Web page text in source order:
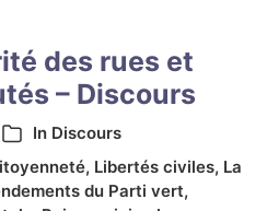
des rues et
– Discours
In Discours
, Libertés civiles, La
du Parti vert,